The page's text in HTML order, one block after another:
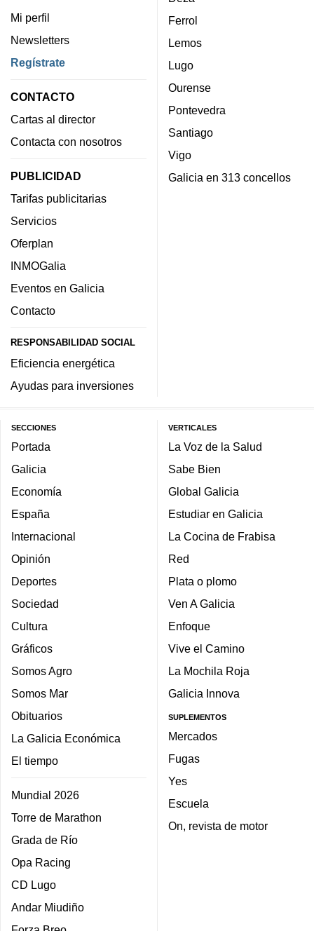
Mi perfil
Newsletters
Regístrate
CONTACTO
Cartas al director
Contacta con nosotros
PUBLICIDAD
Tarifas publicitarias
Servicios
Oferplan
INMOGalia
Eventos en Galicia
Contacto
RESPONSABILIDAD SOCIAL
Eficiencia energética
Ayudas para inversiones
Ferrol
Lemos
Lugo
Ourense
Pontevedra
Santiago
Vigo
Galicia en 313 concellos
SECCIONES
Portada
Galicia
Economía
España
Internacional
Opinión
Deportes
Sociedad
Cultura
Gráficos
Somos Agro
Somos Mar
Obituarios
La Galicia Económica
El tiempo
Mundial 2026
Torre de Marathon
Grada de Río
Opa Racing
CD Lugo
Andar Miudiño
VERTICALES
La Voz de la Salud
Sabe Bien
Global Galicia
Estudiar en Galicia
La Cocina de Frabisa
Red
Plata o plomo
Ven A Galicia
Enfoque
Vive el Camino
La Mochila Roja
Galicia Innova
SUPLEMENTOS
Mercados
Fugas
Yes
Escuela
On, revista de motor